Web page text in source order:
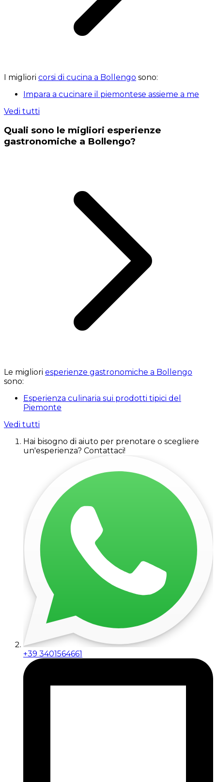
I migliori corsi di cucina a Bollengo sono:
Impara a cucinare il piemontese assieme a me
Vedi tutti
Quali sono le migliori esperienze
gastronomiche a Bollengo?
Le migliori esperienze gastronomiche a Bollengo
sono:
Esperienza culinaria sui prodotti tipici del
Piemonte
Vedi tutti
Hai bisogno di aiuto per prenotare o scegliere
un'esperienza? Contattaci!
+39 3401564661